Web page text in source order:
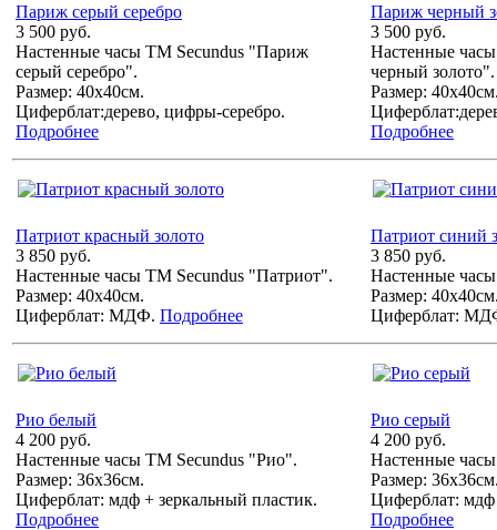
Париж серый серебро
3 500 руб.
Настенные часы ТМ Secundus "Париж
серый серебро".
Размер: 40х40см.
Циферблат:дерево, цифры-серебро.
Подробнее
Париж черный
3 500 руб.
Настенные
черный золото".
Размер:
Подробнее
Патриот красный золото
3 850 руб.
Настенные часы ТМ Secundus "Патриот".
Размер: 40х40см.
Циферблат: МДФ. Подробнее
Патриот синий
3 850 руб.
Настенные
Размер:
Циферблат:
Рио белый
4 200 руб.
Настенные часы ТМ Secundus "Рио".
Размер: 36х36см.
Циферблат: мдф + зеркальный пластик.
Подробнее
Рио серый
4 200 руб.
Настенные
Размер:
Циферблат: мдф
Подробнее